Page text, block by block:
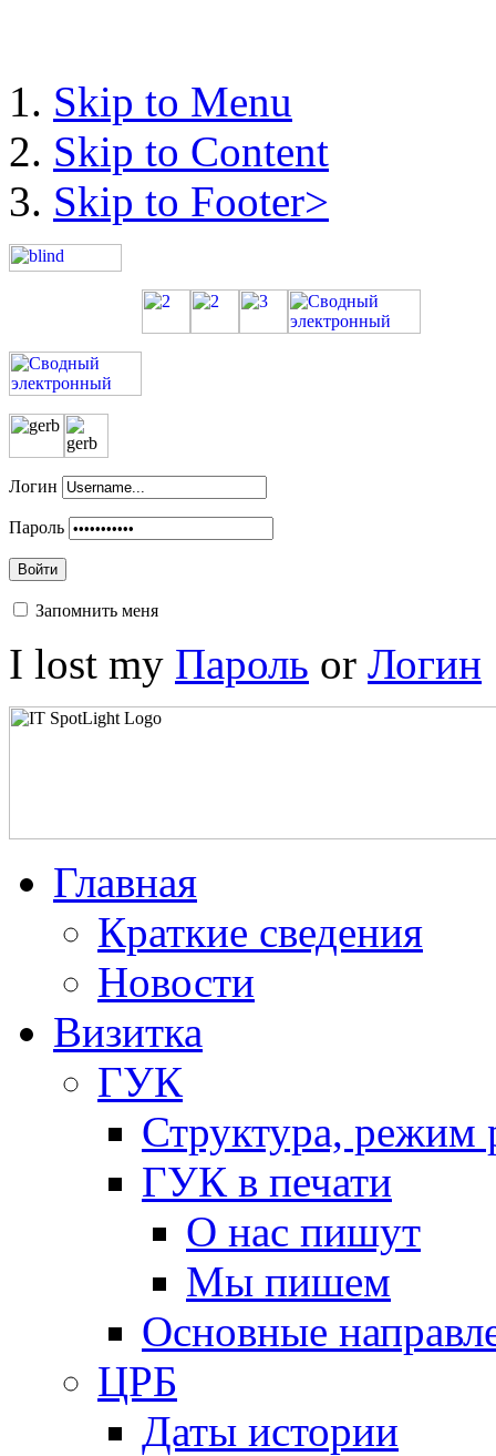
Skip to Menu
Skip to Content
Skip to Footer>
Логин
Пароль
Войти
Запомнить меня
I lost my Пароль or Логин
Главная
Краткие сведения
Новости
Визитка
ГУК
Структура, режим
ГУК в печати
О нас пишут
Мы пишем
Основные
ЦРБ
Даты истории